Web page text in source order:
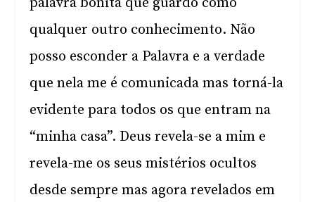
qualquer outro conhecimento. Não
posso esconder a Palavra e a verdade
que nela me é comunicada mas torná-la
evidente para todos os que entram na
“minha casa”. Deus revela-se a mim e
revela-me os seus mistérios ocultos
desde sempre mas agora revelados em